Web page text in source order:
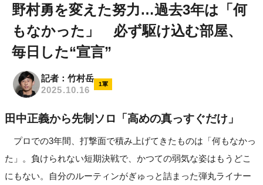
野村勇を変えた努力…過去3年は「何
もなかった」 必ず駆け込む部屋、
毎日した“宣言”
記者：竹村岳
2025.10.16
1軍
田中正義から先制ソロ「高めの真っすぐだけ」
プロでの3年間、打撃面で積み上げてきたものは「何もなかっ
た」。負けられない短期決戦で、かつての弱気な姿はもうどこ
にもない。自分のルーティンがぎゅっと詰まった弾丸ライナー